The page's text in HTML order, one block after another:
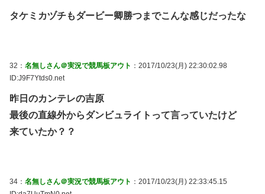
タケミカヅチもダービー卿勝つまでこんな感じだったな
32： 名無しさん＠実況で競馬板アウト ：2017/10/23(月) 22:30:02.98
ID:J9F7Ytds0.net
昨日のカンテレの吉原
最後の直線外からダンビュライトって言っていたけど
来ていたか？？
34： 名無しさん＠実況で競馬板アウト ：2017/10/23(月) 22:33:45.15